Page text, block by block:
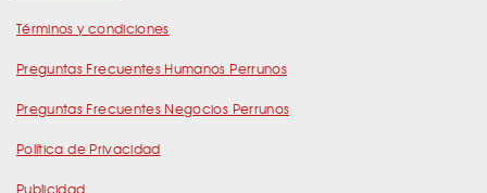
Términos y condiciones
Preguntas Frecuentes Humanos Perrunos
Preguntas Frecuentes Negocios Perrunos
Política de Privacidad